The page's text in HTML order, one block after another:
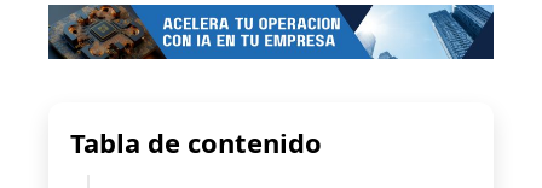
Tabla de contenido